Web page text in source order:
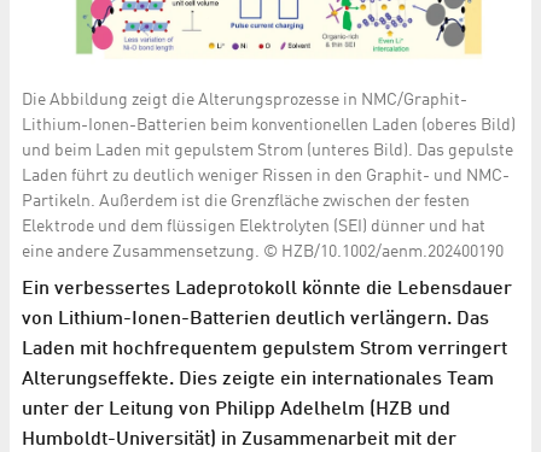
Die Abbildung zeigt die Alterungsprozesse in NMC/Graphit-
Lithium-Ionen-Batterien beim konventionellen Laden (oberes Bild)
und beim Laden mit gepulstem Strom (unteres Bild). Das gepulste
Laden führt zu deutlich weniger Rissen in den Graphit- und NMC-
Partikeln. Außerdem ist die Grenzfläche zwischen der festen
Elektrode und dem flüssigen Elektrolyten (SEI) dünner und hat
eine andere Zusammensetzung. © HZB/10.1002/aenm.202400190
Ein verbessertes Ladeprotokoll könnte die Lebensdauer
von Lithium-Ionen-Batterien deutlich verlängern. Das
Laden mit hochfrequentem gepulstem Strom verringert
Alterungseffekte. Dies zeigte ein internationales Team
unter der Leitung von Philipp Adelhelm (HZB und
Humboldt-Universität) in Zusammenarbeit mit der